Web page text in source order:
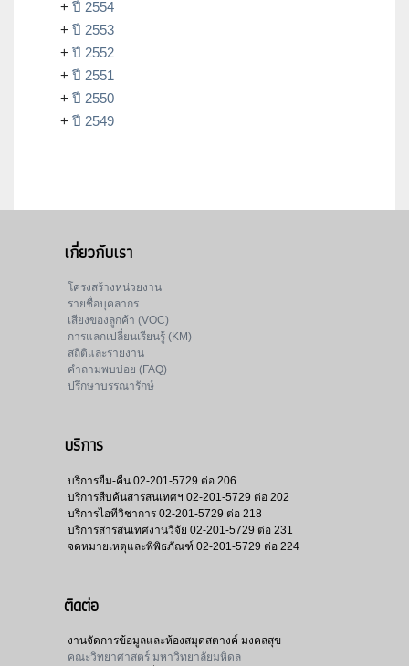
+ ปี 2554
+ ปี 2553
+ ปี 2552
+ ปี 2551
+ ปี 2550
+ ปี 2549
เกี่ยวกับเรา
โครงสร้างหน่วยงาน
รายชื่อบุคลากร
เสียงของลูกค้า (VOC)
การแลกเปลี่ยนเรียนรู้ (KM)
สถิติและรายงาน
คำถามพบบ่อย (FAQ)
ปรึกษาบรรณารักษ์
บริการ
บริการยืม-คืน 02-201-5729 ต่อ 206
บริการสืบค้นสารสนเทศฯ 02-201-5729 ต่อ 202
บริการไอทีวิชาการ 02-201-5729 ต่อ 218
บริการสารสนเทศงานวิจัย 02-201-5729 ต่อ 231
จดหมายเหตุและพิพิธภัณฑ์ 02-201-5729 ต่อ 224
ติดต่อ
งานจัดการข้อมูลและห้องสมุดสตางค์ มงคลสุข
คณะวิทยาศาสตร์ มหาวิทยาลัยมหิดล